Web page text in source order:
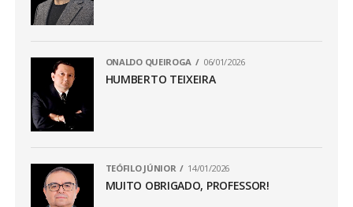
ONALDO QUEIROGA 06/01/2026
HUMBERTO TEIXEIRA
TEÓFILO JÚNIOR 14/01/2026
MUITO OBRIGADO, PROFESSOR!